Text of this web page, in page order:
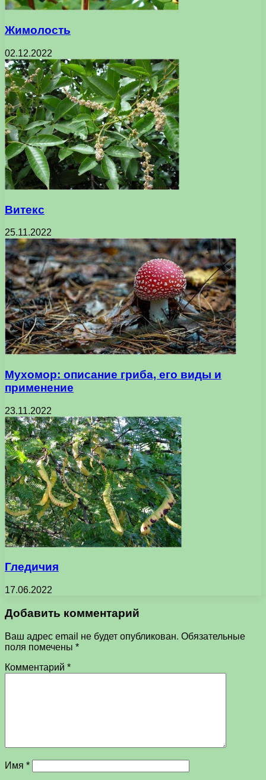
Жимолость
02.12.2022
Витекс
25.11.2022
Мухомор: описание гриба, его виды и
применение
23.11.2022
Гледичия
17.06.2022
Добавить комментарий
Ваш адрес email не будет опубликован. Обязательные
поля помечены *
Комментарий *
Имя *